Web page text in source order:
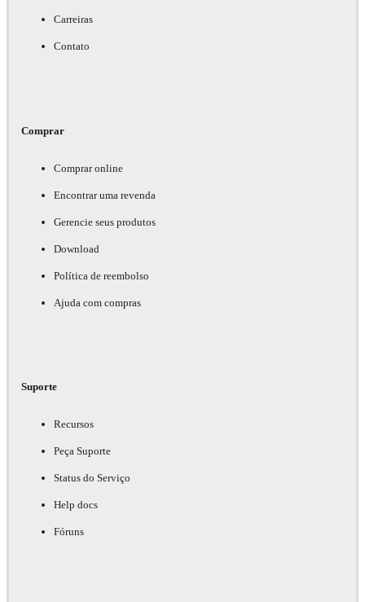
Carreiras
Contato
Comprar
Comprar online
Encontrar uma revenda
Gerencie seus produtos
Download
Política de reembolso
Ajuda com compras
Suporte
Recursos
Peça Suporte
Status do Serviço
Help docs
Fóruns